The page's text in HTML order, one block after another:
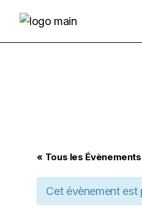
« Tous les Évènements
Cet évènement est